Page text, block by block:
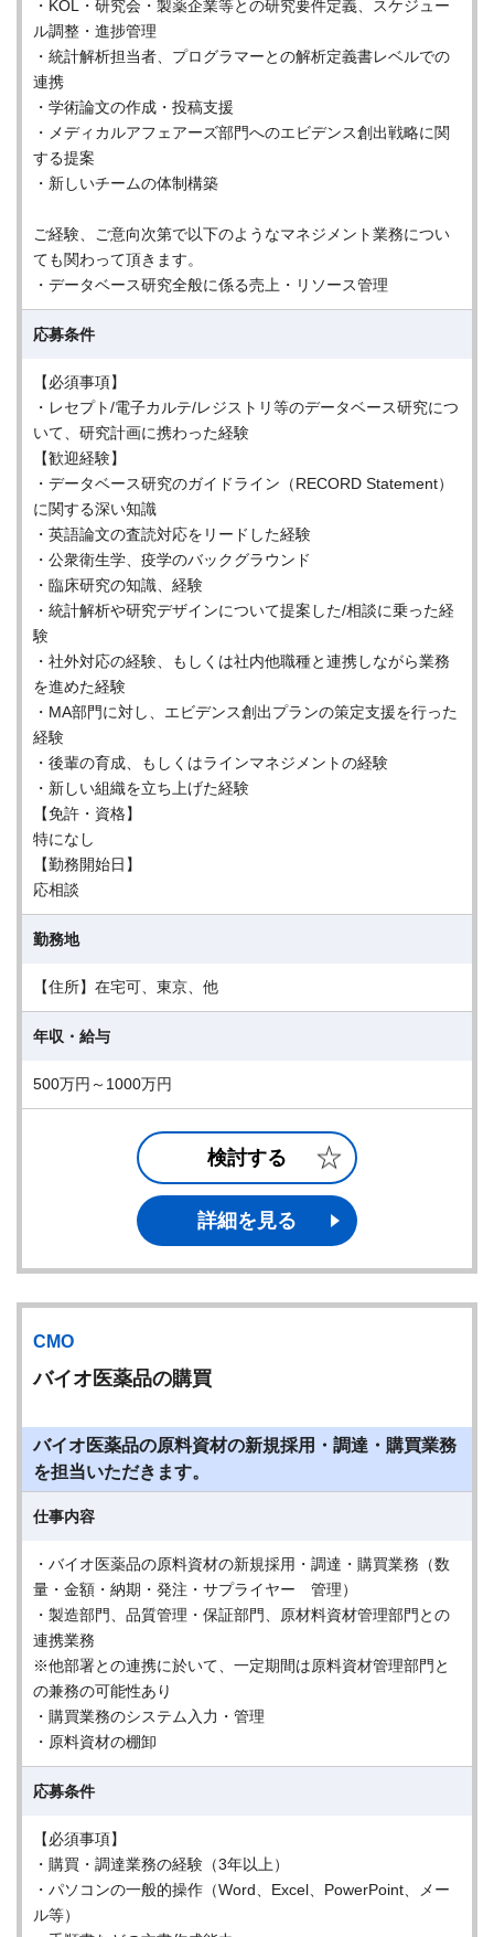
・KOL・研究会・製薬企業等との研究要件定義、スケジュー
ル調整・進捗管理
・統計解析担当者、プログラマーとの解析定義書レベルでの
連携
・学術論文の作成・投稿支援
・メディカルアフェアーズ部門へのエビデンス創出戦略に関
する提案
・新しいチームの体制構築
ご経験、ご意向次第で以下のようなマネジメント業務につい
ても関わって頂きます。
・データベース研究全般に係る売上・リソース管理
応募条件
【必須事項】
・レセプト/電子カルテ/レジストリ等のデータベース研究につ
いて、研究計画に携わった経験
【歓迎経験】
・データベース研究のガイドライン（RECORD Statement）
に関する深い知識
・英語論文の査読対応をリードした経験
・公衆衛生学、疫学のバックグラウンド
・臨床研究の知識、経験
・統計解析や研究デザインについて提案した/相談に乗った経
験
・社外対応の経験、もしくは社内他職種と連携しながら業務
を進めた経験
・MA部門に対し、エビデンス創出プランの策定支援を行った
経験
・後輩の育成、もしくはラインマネジメントの経験
・新しい組織を立ち上げた経験
【免許・資格】
特になし
【勤務開始日】
応相談
勤務地
【住所】在宅可、東京、他
年収・給与
500万円～1000万円
検討する
詳細を見る
CMO
バイオ医薬品の購買
バイオ医薬品の原料資材の新規採用・調達・購買業務
を担当いただきます。
仕事内容
・バイオ医薬品の原料資材の新規採用・調達・購買業務（数
量・金額・納期・発注・サプライヤー 管理）
・製造部門、品質管理・保証部門、原材料資材管理部門との
連携業務
※他部署との連携に於いて、一定期間は原料資材管理部門と
の兼務の可能性あり
・購買業務のシステム入力・管理
・原料資材の棚卸
応募条件
【必須事項】
・購買・調達業務の経験（3年以上）
・パソコンの一般的操作（Word、Excel、PowerPoint、メー
ル等）